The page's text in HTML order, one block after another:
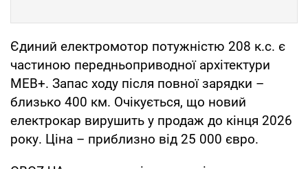
Єдиний електромотор потужністю 208 к.с. є
частиною передньоприводної архітектури
MEB+. Запас ходу після повної зарядки –
близько 400 км. Очікується, що новий
електрокар вирушить у продаж до кінця 2026
року. Ціна – приблизно від 25 000 євро.